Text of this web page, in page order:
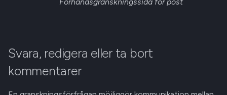
Svara, redigera eller ta bort
kommentarer